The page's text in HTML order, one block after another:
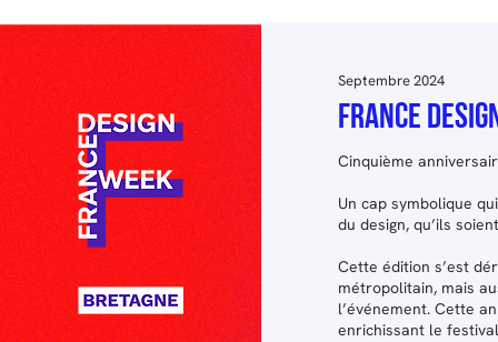
Septembre 2024
France
Cinquième
Un cap symbolique
du design, qu’ils
Cette édition s’est
métropolitain, mais
l’événement. Cette
enrichissant le